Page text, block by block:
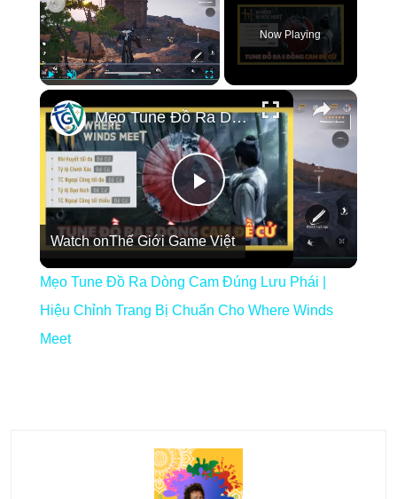
Now Playing
×
Play
Video
Mẹo Tune Đồ Ra Dòng Cam Đúng Lưu Phái | Hiệu Chỉnh Trang Bị Chuẩn Cho Where Winds Meet
Watch onThế Giới Game Việt
Mẹo Tune Đồ Ra Dòng Cam Đúng Lưu Phái |
Hiệu Chỉnh Trang Bị Chuẩn Cho Where Winds
Meet